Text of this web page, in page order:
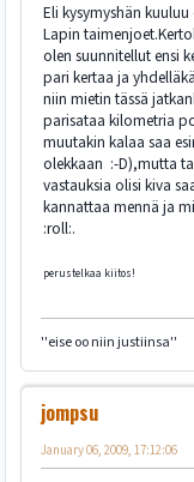
Eli kysymyshän
Lapin
olen suunnitellut ensi
pari kertaa ja
niin mietin tässä
parisataa kilometria
muutakin kalaa saa
olekkaan :-D),mutta
vastauksia olisi kiva
kannattaa mennä ja
:roll:.
perustelkaa kiitos!
''eise oo niin justiinsa''
jompsu
January 06, 2009, 17:12:06